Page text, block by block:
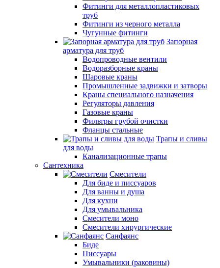
Фитинги для металлопластиковых
труб
Фитинги из черного металла
Чугунные фитинги
Запорная
арматура для труб
Водопроводные вентили
Водоразборные краны
Шаровые краны
Промышленные задвижки и затворы
Краны специального назначения
Регуляторы давления
Газовые краны
Фильтры грубой очистки
Фланцы стальные
Трапы и сливы
для воды
Канализационные трапы
Сантехника
Смесители
Для биде и писсуаров
Для ванны и душа
Для кухни
Для умывальника
Смесители моно
Смесители хирургические
Санфаянс
Биде
Писсуары
Умывальники (раковины)